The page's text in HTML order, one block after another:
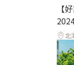
【
北